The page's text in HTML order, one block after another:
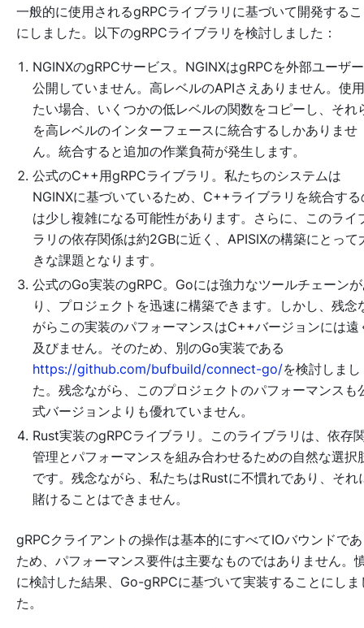
一般的に使用されるgRPCライブラリに基づいて開発する
にしました。以下のgRPCライブラリを検討しました：
NGINXのgRPCサービス。NGINXはgRPCを外部ユーザ
公開していません。高レベルのAPIさえありません。使
たい場合、いくつかの低レベルの関数をコピーし、それ
を高レベルのインターフェースに統合するしかありませ
ん。統合すると追加の作業負荷が発生します。
公式のC++用gRPCライブラリ。私たちのシステムは
NGINXに基づいているため、C++ライブラリを統合する
は少し複雑になる可能性があります。さらに、このライ
ラリの依存関係は約2GBに近く、APISIXの構築にとって
きな課題となります。
公式のGo実装のgRPC。Goには強力なツールチェーン
り、プロジェクトを迅速に構築できます。しかし、残念
がらこの実装のパフォーマンスはC++バージョンには遠
及びません。そのため、別のGo実装である
https://github.com/bufbuild/connect-go/を検討しまし
た。残念ながら、このプロジェクトのパフォーマンスも
式バージョンよりも優れていません。
Rust実装のgRPCライブラリ。このライブラリは、依存
管理とパフォーマンスを組み合わせるための自然な選択
です。残念ながら、私たちはRustに不慣れであり、それ
賭けることはできません。
gRPCクライアントの操作は基本的にすべてIOバウンドで
ため、パフォーマンス要件は主要なものではありません。
に検討した結果、Go-gRPCに基づいて実装することにしま
た。